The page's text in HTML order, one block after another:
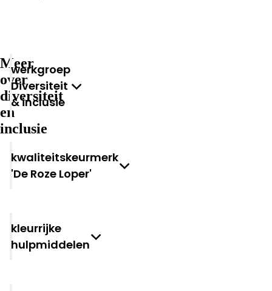
Meer
over
diversiteit
en
inclusie
Werkgroep
Diversiteit
& inclusie
Kwaliteitskeurmerk
'De Roze Loper'
Kleurrijke
hulpmiddelen